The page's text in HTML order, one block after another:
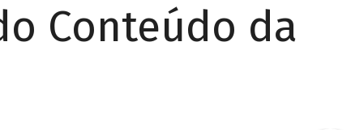
Conteúdo da